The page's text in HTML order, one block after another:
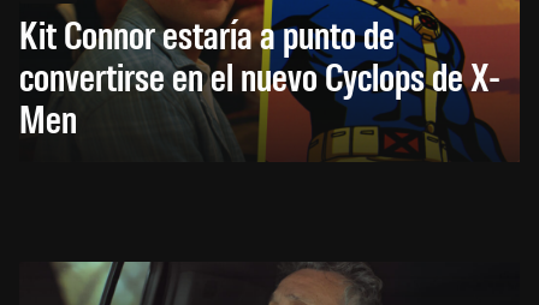
Kit Connor estaría a punto de
convertirse en el nuevo Cyclops de X-
Men